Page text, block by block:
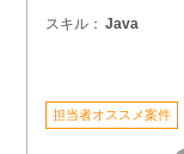
スキル： Java
担当者オススメ案件